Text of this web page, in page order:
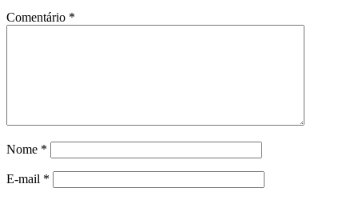
Comentário *
Nome *
E-mail *